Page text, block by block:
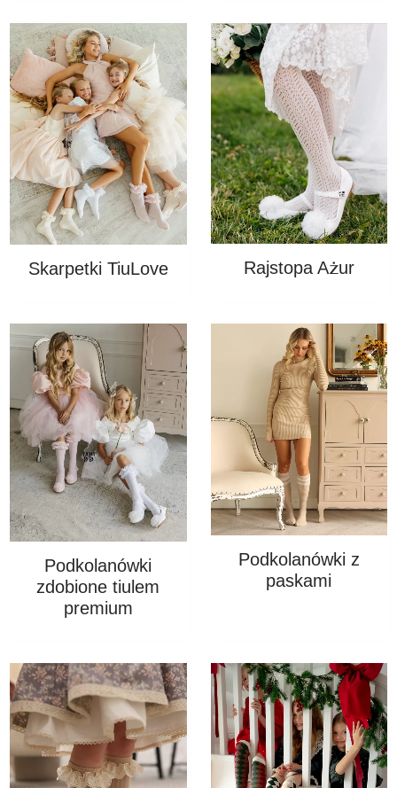
Skarpetki TiuLove Rajstopa Ażur
Podkolanówki
zdobione tiulem
premium
Podkolanówki z
paskami